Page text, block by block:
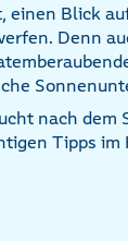
einen Blick
Denn
nach dem
Tipps